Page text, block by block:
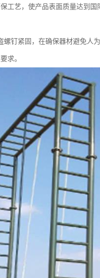
工艺，使产品表面质量达到
螺钉紧固，在确保器材避免人
求。